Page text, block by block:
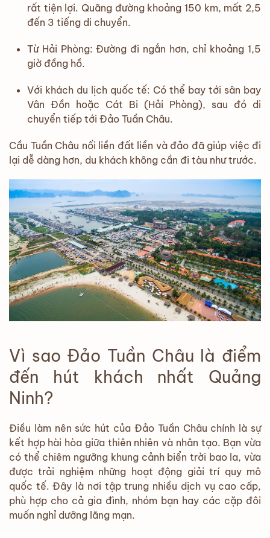
rất tiện lợi. Quãng đường khoảng 150 km, mất 2,5
đến 3 tiếng di chuyển.
Từ Hải Phòng: Đường đi ngắn hơn, chỉ khoảng 1,5
giờ đồng hồ.
Với khách du lịch quốc tế: Có thể bay tới sân bay
Vân Đồn hoặc Cát Bi (Hải Phòng), sau đó di
chuyển tiếp tới Đảo Tuần Châu.
Cầu Tuần Châu nối liền đất liền và đảo đã giúp việc đi
lại dễ dàng hơn, du khách không cần đi tàu như trước.
Vì sao Đảo Tuần Châu là điểm
đến hút khách nhất Quảng
Ninh?
Điều làm nên sức hút của Đảo Tuần Châu chính là sự
kết hợp hài hòa giữa thiên nhiên và nhân tạo. Bạn vừa
có thể chiêm ngưỡng khung cảnh biển trời bao la, vừa
được trải nghiệm những hoạt động giải trí quy mô
quốc tế. Đây là nơi tập trung nhiều dịch vụ cao cấp,
phù hợp cho cả gia đình, nhóm bạn hay các cặp đôi
muốn nghỉ dưỡng lãng mạn.